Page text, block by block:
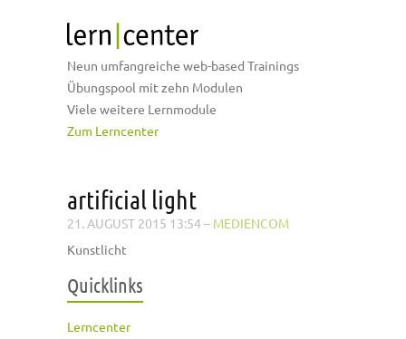
Neun umfangreiche web-based Trainings
Übungspool mit zehn Modulen
Viele weitere Lernmodule
Zum Lerncenter
artificial light
21. AUGUST 2015 13:54 – MEDIENCOM
Kunstlicht
Quicklinks
Lerncenter